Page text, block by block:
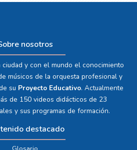
nosotros
ciudad y con el mundo el conocimiento
músicos de la orquesta profesional y
su Proyecto Educativo. Actualmente
de 150 videos didácticos de 23
y sus programas de formación.
destacado